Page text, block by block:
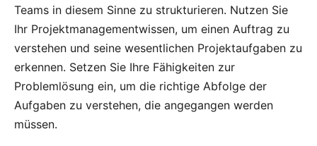
Teams in diesem Sinne zu strukturieren. Nutzen Sie
Ihr Projektmanagementwissen, um einen Auftrag zu
verstehen und seine wesentlichen Projektaufgaben zu
erkennen. Setzen Sie Ihre Fähigkeiten zur
Problemlösung ein, um die richtige Abfolge der
Aufgaben zu verstehen, die angegangen werden
müssen.